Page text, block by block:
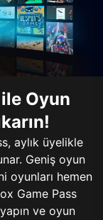
ile Oyun
aylık üyelikle
Geniş oyun
oyunları hemen
Game Pass
ve oyun